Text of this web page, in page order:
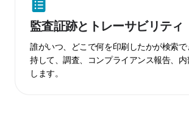
ク
セ
ス
ガ
バ
監査証跡とトレーサビリティ
誰がいつ、どこで何を印刷したかが検索
持して、調査、コンプライアンス報告、
します。
証
跡
と
ト